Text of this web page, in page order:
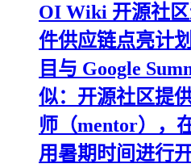
OI Wiki 开源社
件供应链点亮计
目与 Google
似：开源社区提
师（mentor），
用暑期时间进行